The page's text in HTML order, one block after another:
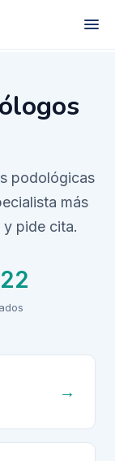
podológicas
más
pide cita.
→